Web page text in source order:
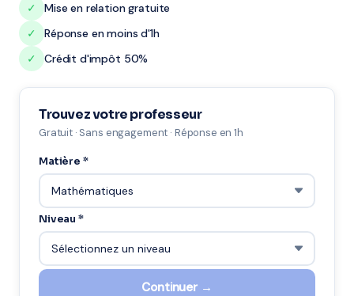
✓
Mise en relation gratuite
✓
Réponse en moins d'1h
✓
Crédit d'impôt 50%
Trouvez votre professeur
Gratuit · Sans engagement · Réponse en 1h
Matière *
Niveau *
Continuer →